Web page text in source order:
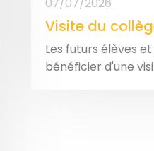
Visite du
Les futurs élèves
bénéficier d'une